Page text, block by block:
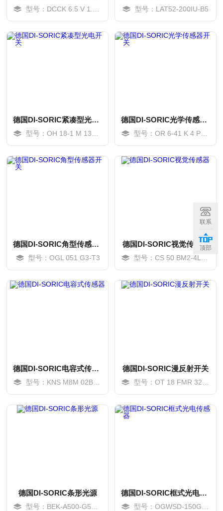
型号：DCCK 6.5 V 1.5 PSLK 型号：LAT52-200IU-B5
德国DI-SORIC紧凑型光电开关
型号：OH 18-1 M 130 P4-B4
德国DI-SORIC光学传感器开关
型号：OR 6-41 K 4 P2-T3
德国DI-SORIC角型传感器开关
型号：OGL 051 G3-T3
德国DI-SORIC视觉传感器
型号：CS 50 BM2-4L-ES-G1
德国DI-SORIC电容式传感器
型号：KNS M8M 02B G3-T3
德国DI-SORIC漫反射开关
型号：OT 18 FMR 320 P3-B4
德国DI-SORIC条形光源
型号：BEK-A500-G5T-K-BS
德国DI-SORIC框式光电传感器
型号：OGWSD-150G3-T3
联系
顶部